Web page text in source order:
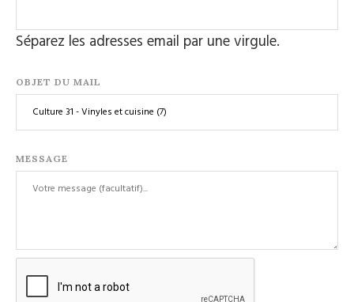
Séparez les adresses email par une virgule.
OBJET DU MAIL
MESSAGE